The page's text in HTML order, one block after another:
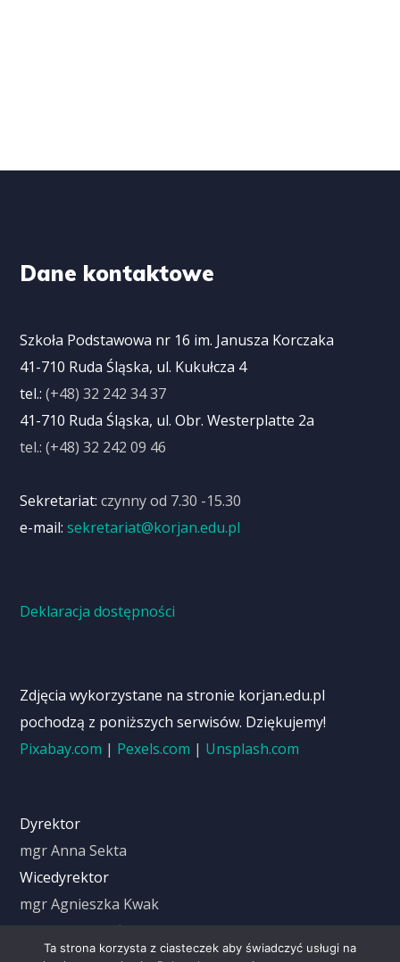
Dane kontaktowe
Szkoła Podstawowa nr 16 im. Janusza Korczaka
41-710 Ruda Śląska, ul. Kukułcza 4
tel.: (+48) 32 242 34 37
41-710 Ruda Śląska, ul. Obr. Westerplatte 2a
tel.: (+48) 32 242 09 46
Sekretariat: czynny od 7.30 -15.30
e-mail:sekretariat@korjan.edu.pl
Deklaracja dostępności
Zdjęcia wykorzystane na stronie korjan.edu.pl
pochodzą z poniższych serwisów. Dziękujemy!
Pixabay.com | Pexels.com | Unsplash.com
Dyrektor
mgr Anna Sekta
Wicedyrektor
mgr Agnieszka Kwak
mgr Jolanta Jańczuk
IODOTa strona korzysta z ciasteczek aby świadczyć usługi na